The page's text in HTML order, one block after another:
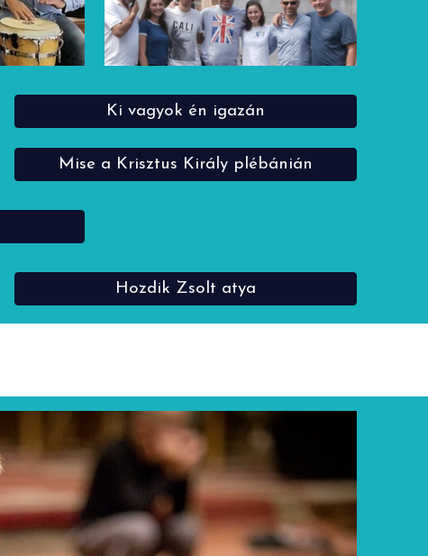
Ki vagyok én igazán
Mise a Krisztus Király plébánián
Hozdik Zsolt atya